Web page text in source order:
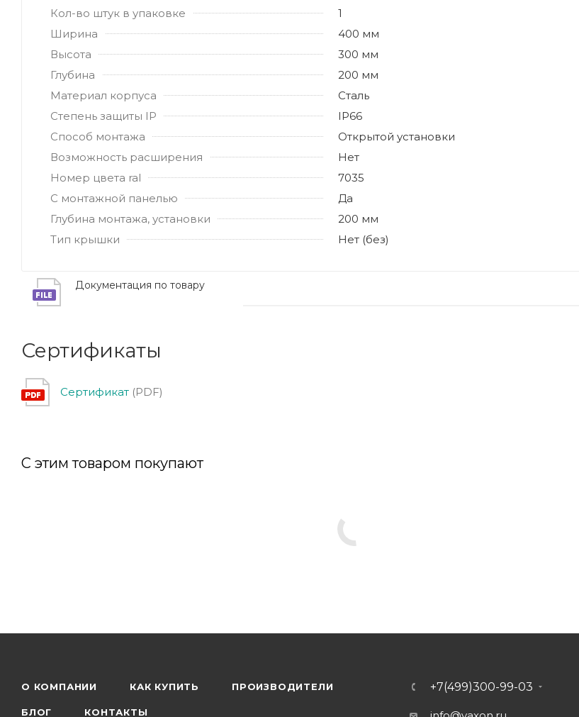
Кол-во штук в упаковке
1
Ширина
400 мм
Высота
300 мм
Глубина
200 мм
Материал корпуса
Сталь
Степень защиты IP
IP66
Способ монтажа
Открытой установки
Возможность расширения
Нет
Номер цвета ral
7035
С монтажной панелью
Да
Глубина монтажа, установки
200 мм
Тип крышки
Нет (без)
Документация по товару
Сертификаты
Сертификат (PDF)
С этим товаром покупают
О КОМПАНИИ КАК КУПИТЬ ПРОИЗВОДИТЕЛИ
БЛОГ КОНТАКТЫ
+7(499)300-99-03